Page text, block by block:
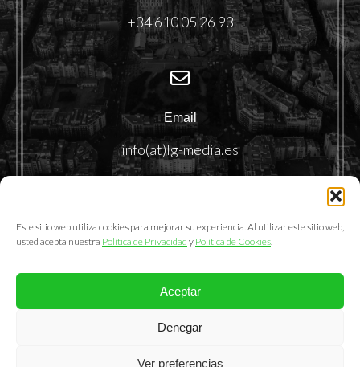
Este sitio web utiliza cookies para mejorar su experiencia. Al utilizar este sitio web,
usted acepta nuestra Política de Privacidad y Política de Cookies.
Aceptar
Denegar
Ver preferencias
+34 610 05 26 93
Email
info(at)lg-media.es
@2025. LemonGrass Communications S.L.